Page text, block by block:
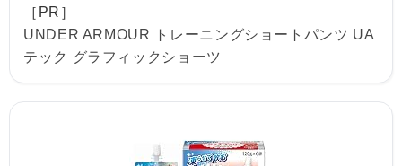
［PR］
UNDER ARMOUR トレーニングショートパンツ UA
テック グラフィックショーツ